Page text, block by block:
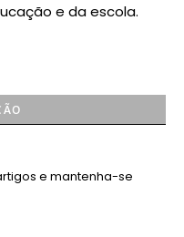
e da escola.
e mantenha-se